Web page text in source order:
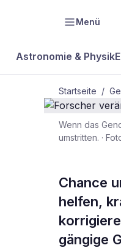
Menü
Astronomie & Physik
Startseite /
Wenn das
umstritten. ·
Chance
helfen,
gängige